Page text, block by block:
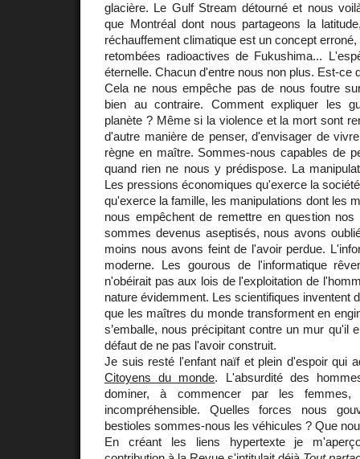
glacière. Le Gulf Stream détourné et nous
que Montréal dont nous partageons la
réchauffement climatique est un concept
retombées radioactives de Fukushima...
éternelle. Chacun d'entre nous non plus. Est-ce
Cela ne nous empêche pas de nous foutre
bien au contraire. Comment expliquer les
planète ? Même si la violence et la mort sont
d'autre manière de penser, d'envisager de
règne en maître. Sommes-nous capables de
quand rien ne nous y prédispose. La
Les pressions économiques qu'exerce la
qu'exerce la famille, les manipulations dont les
nous empêchent de remettre en question
sommes devenus aseptisés, nous avons
moins nous avons feint de l'avoir perdue.
moderne. Les gourous de l'informatique
n'obéirait pas aux lois de l'exploitation de
nature évidemment. Les scientifiques inventent
que les maîtres du monde transforment en
s’emballe, nous précipitant contre un mur qu'il
défaut de ne pas l'avoir construit.
Je suis resté l'enfant naïf et plein d'espoir qui
Citoyens du monde. L'absurdité des
dominer, à commencer par les femmes,
incompréhensible. Quelles forces nous
bestioles sommes-nous les véhicules ? Que
En créant les liens hypertexte je